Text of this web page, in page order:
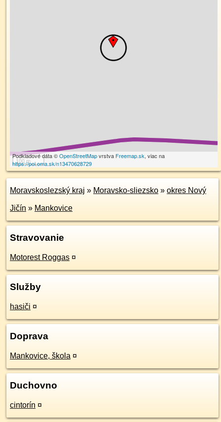
100 m
Podkladové dáta ©OpenStreetMapvrstva Freemap.sk, viac na
https://poi.oma.sk/n13470628729
Moravskoslezský kraj » Moravsko-sliezsko » okres Nový
Jičín » Mankovice
Stravovanie
Motorest Roggas ¤
Služby
hasiči ¤
Doprava
Mankovice, škola ¤
Duchovno
cintorín ¤